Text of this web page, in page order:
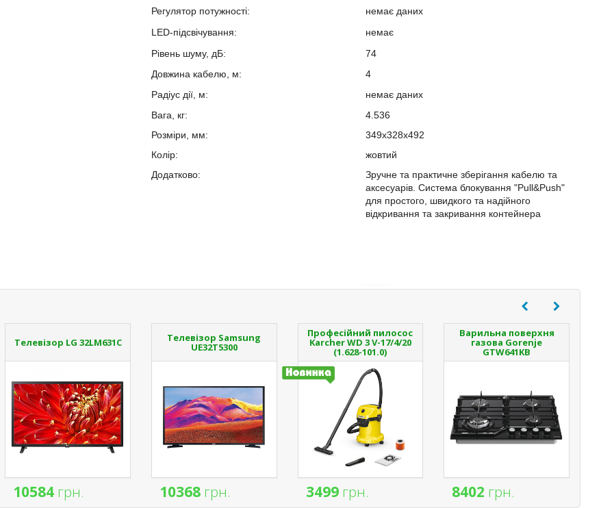
Регулятор потужності:
немає даних
LED-підсвічування:
немає
Рівень шуму, дБ:
74
Довжина кабелю, м:
4
Радіус дії, м:
немає даних
Вага, кг:
4.536
Розміри, мм:
349х328х492
Колір:
жовтий
Додатково:
Зручне та практичне зберігання кабелю та
аксесуарів. Система блокування "Pull&Push"
для простого, швидкого та надійного
відкривання та закривання контейнера
Телевізор LG 32LM631C
10584 грн.
Телевізор Samsung
UE32T5300
10368грн.
Професійний пилосос
Karcher WD 3 V-17/4/20
(1.628-101.0)
3499грн.
Варильна поверхня
газова Gorenje
GTW641KB
8402 грн.